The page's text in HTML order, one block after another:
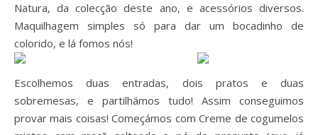
Natura, da colecção deste ano, e acessórios diversos.
Maquilhagem simples só para dar um bocadinho de
colorido, e lá fomos nós!
Escolhemos duas entradas, dois pratos e duas
sobremesas, e partilhámos tudo! Assim conseguimos
provar mais coisas! Começámos com Creme de cogumelos